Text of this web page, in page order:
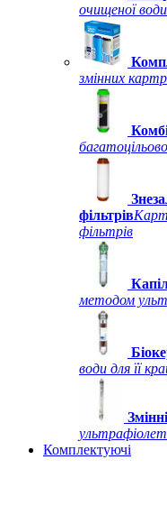
очищеної
змінних
фільтрів
фільтрів
методом
води для її
Комплектуючі